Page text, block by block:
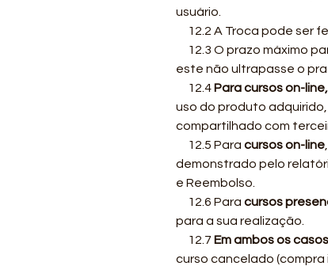
usuário.
12.2 A Troca pode ser
12.3 O prazo máximo
este não ultrapasse o
12.4 Para cursos on-
uso do produto
compartilhado com
12.5 Para cursos on-line
demonstrado pelo
e Reembolso.
12.6 Para cursos
para a sua realização.
12.7 Em ambos os
curso cancelado